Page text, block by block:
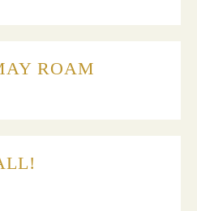
ROAM